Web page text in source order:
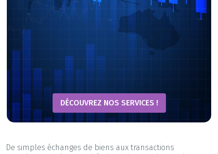
DÉCOUVREZ NOS SERVICES !
De simples échanges de biens aux transactions